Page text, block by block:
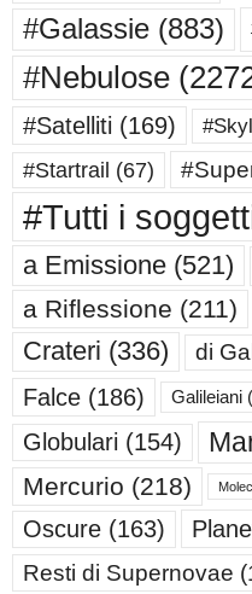
#Galassie (883)
#Nebulose
#Satelliti (169)
#Startrail (67)
#Tutti i
a Emissione (521)
a Riflessione (211)
Crateri (336) di
Falce (186) Galileiani
Globulari (154)
Mercurio (218)
Oscure (163)
Resti di Supernovae